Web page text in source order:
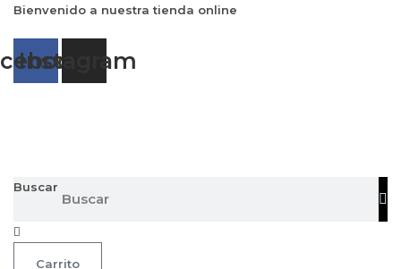
contenido
Bienvenido a nuestra tienda online
Instagram
Buscar
Carrito